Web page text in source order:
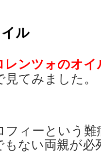
ル
レンツォのオイ
てみました。
フィーという
もない両親が